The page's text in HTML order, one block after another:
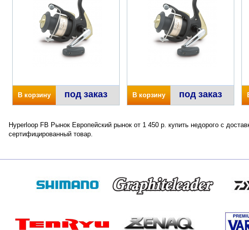
В корзину под заказ В корзину под заказ
Hyperloop FB Рынок Европейский рынок от 1 450 р. купить недорого с
сертифицированный товар.